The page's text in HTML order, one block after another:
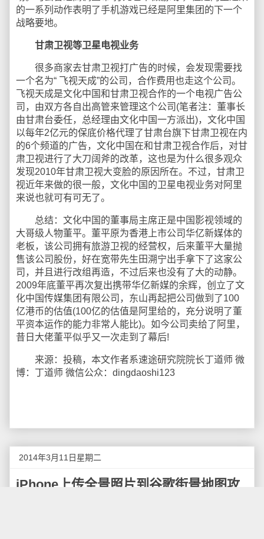
的一系列动作表明了手机游戏已经是阿里集团的下一个
战略要地。
甘肃卫视等卫星电视业务
很多商家去甘肃卫视打广告的时候，会发现需要找
一个名为“ 飞视天成”的公司，合作费用也走这个公司。
飞视天成是文化中国和甘肃卫视合作的一个电视广告公
司，由双方各自出高管来管理这个公司(笔者注：董事长
由甘肃台委任，总经理由文化中国一方派出)，文化中国
以每年2亿元的保底价格代理了甘肃台旗下甘肃卫视在内
的6个频道的广告，文化中国在和甘肃卫视合作后，对甘
肃卫视进行了大刀阔斧的改革，这也是为什么很多观众
发现2010年甘肃卫视大变脸的原因所在。不过，甘肃卫
视近年来做的很一般，文化中国的卫星电视业务对阿里
来说也就可有可无了。
总结：文化中国的董事局主席正是中国影视领域的
大哥级人物董平。董平原为香港上市公司华亿新媒体的
老板，该公司拥有旅游卫视的经营权，后来董平大量抛
售该公司股份，好在宽带先生田溯宁出手拿下了这家公
司，并且进行改组再造，不过后来也没有了大的动静。
2009年底董平再次复出携带华亿新媒的余辉，创立了文
化中国传媒集团有限公司，东山再起把公司做到了100
亿港币的估值(100亿的估值是阿里给的，充分说明了董
平资本运作的能力非常人能比)。如今公司卖给了阿里，
昔日大佬董平似乎又一次走到了幕后!
来源：投稿，本文作者系速途研究院院长丁道师 微
博：丁道师 微信公众：dingdaoshi123
2014年3月11日星期二
iPhone上传全景照片到谷歌街景地图攻